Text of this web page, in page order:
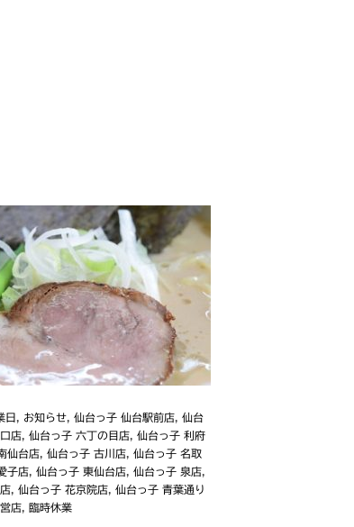
日 お知らせ, 仙台っ子 仙台駅前店, 仙台
店, 仙台っ子 六丁の目店, 仙台っ子 利府
仙台店, 仙台っ子 古川店, 仙台っ子 名取
子店, 仙台っ子 東仙台店, 仙台っ子 泉店,
, 仙台っ子 花京院店, 仙台っ子 青葉通り
店, 臨時休業